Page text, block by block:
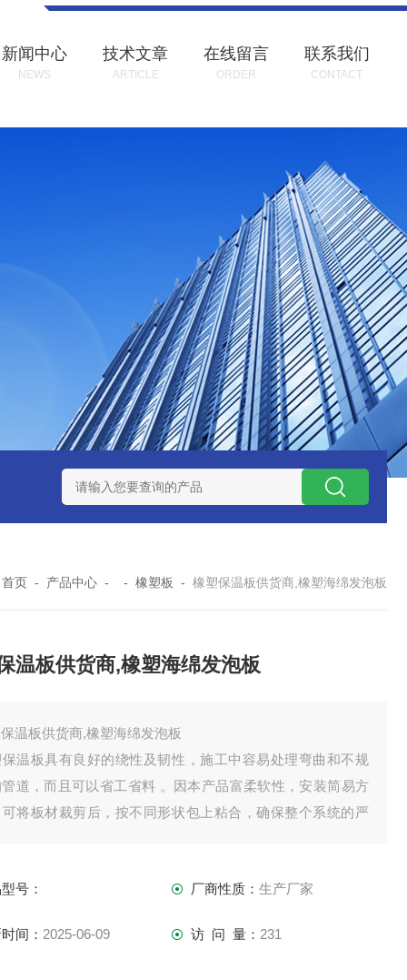
新闻中心
NEWS
技术文章
ARTICLE
在线留言
ORDER
联系我们
CONTACT
首页 - 产品中心 - - 橡塑板 - 橡塑保温板供货商,橡塑海绵发泡板
温板供货商,橡塑海绵发泡板
温板供货商,橡塑海绵发泡板
温板具有良好的绕性及韧性，施工中容易处理弯曲和不规
道，而且可以省工省料 。因本产品富柔软性，安装简易方
将板材裁剪后，按不同形状包上粘合，确保整个系统的严
号： 厂商性质： 生产厂家
间： 2025-06-09 访 问 量： 231